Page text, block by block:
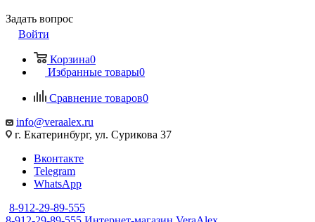
Задать вопрос
Войти
Корзина0
Избранные товары0
Сравнение товаров0
info@veraalex.ru
г. Екатеринбург, ул. Сурикова 37
Вконтакте
Telegram
WhatsApp
8-912-29-89-555